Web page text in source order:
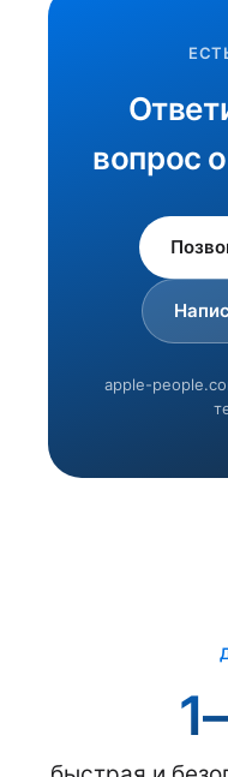
вопрос
apple-